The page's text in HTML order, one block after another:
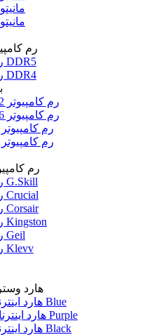
مانیتور 144
مانیتور 120
رم
رم کامپیوتر DDR5
رم کامپیوتر DDR4
رم کامپیوتر 32 گیگابایت
رم کامپیوتر 16 گیگابایت
رم کامپیوتر 8 گیگابایت
رم کامپیوتر 4 گیگابایت
رم
رم کامپیوتر G.Skill
رم کامپیوتر Crucial
رم کامپیوتر Corsair
رم کامپیوتر Kingston
رم کامپیوتر Geil
رم کامپیوتر Klevv
هارد
هارد اینترنال وسترن Blue
هارد اینترنال وستنرن Purple
هارد اینترنال وسترن Black